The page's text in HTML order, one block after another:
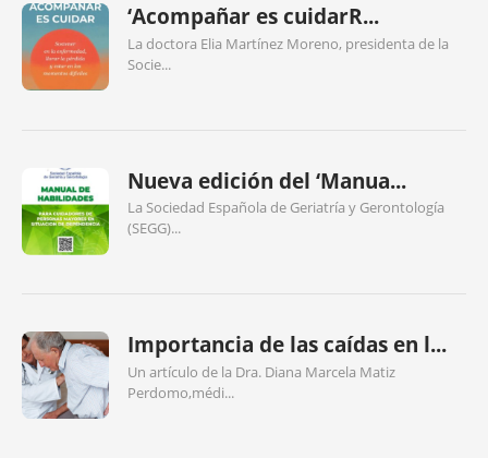
‘Acompañar es cuidarR...
La doctora Elia Martínez Moreno, presidenta de la
Socie...
Nueva edición del ‘Manua...
La Sociedad Española de Geriatría y Gerontología
(SEGG)...
Importancia de las caídas en l...
Un artículo de la Dra. Diana Marcela Matiz
Perdomo,médi...